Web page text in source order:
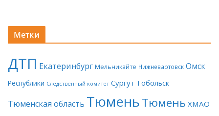
Метки
ДТП Екатеринбург Мельникайте Нижневартовск Омск
Республики Следственный комитет Сургут Тобольск
Тюменская область ТюменьТюмень ХМАО